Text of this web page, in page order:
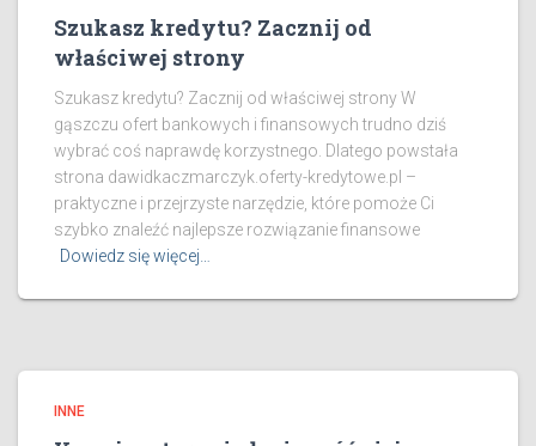
Szukasz kredytu? Zacznij od
właściwej strony
Szukasz kredytu? Zacznij od właściwej strony W
gąszczu ofert bankowych i finansowych trudno dziś
wybrać coś naprawdę korzystnego. Dlatego powstała
strona dawidkaczmarczyk.oferty-kredytowe.pl –
praktyczne i przejrzyste narzędzie, które pomoże Ci
szybko znaleźć najlepsze rozwiązanie finansowe
Dowiedz się więcej…
INNE